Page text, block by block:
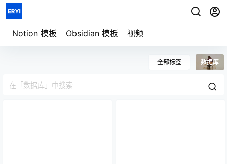
Notion 模板 Obsidian 模板 视频
全部标签 数据库
笔记、任务、项目与人生